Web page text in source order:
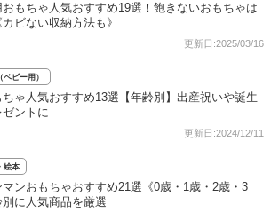
おもちゃ人気おすすめ19選！飽きないおもちゃは
ビない収納方法も》
更新日:2025/03/16
ビー用）
ゃ人気おすすめ13選【年齢別】出産祝いや誕生
ゼントに
更新日:2024/12/11
絵本
マンおもちゃおすすめ21選《0歳・1歳・2歳・3
別に人気商品を厳選